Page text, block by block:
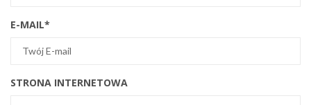
E-MAIL*
STRONA INTERNETOWA